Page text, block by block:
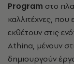
Program στο
καλλιτέχνες,
εκθέτουν στις
Athina, μένουν
δημιουργούν